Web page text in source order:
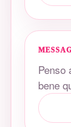
Penso
bene